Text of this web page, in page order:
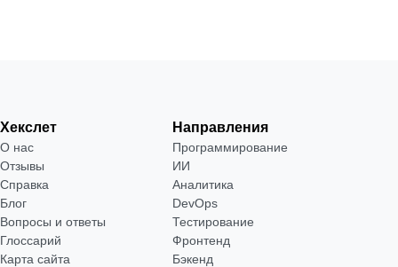
Хекслет
О нас
Отзывы
Справка
Блог
Вопросы и ответы
Глоссарий
Карта сайта
Направления
Программирование
ИИ
Аналитика
DevOps
Тестирование
Фронтенд
Бэкенд